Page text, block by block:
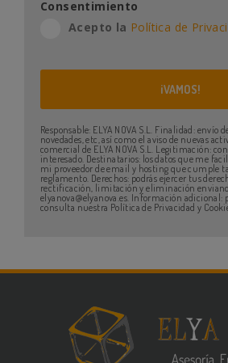
Consentimiento
Acepto la Política de
Responsable: ELYA NOVA S.L. Finalidad: envío
novedades, etc, así como el aviso de nuevas
comercial de ELYA NOVA S.L. Legitimación:
interesado. Destinatarios: los datos que me
mi proveedor de email y hosting que cumple
reglamento. Derechos: podrás ejercer tus
rectificación, limitación y eliminación
elyanova@elyanova.es. Información
consulta nuestra Política de Privacidad y